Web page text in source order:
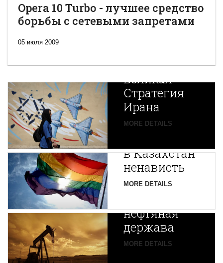
Opera 10 Turbo - лучшее средство
борьбы с сетевыми запретами
05 июля 2009
Новая
Великая
Стратегия
Ирана
MORE DETAILS
Путин
в Казахстан
ненависть
MORE DETAILS
Центральной
Азии
зарождается
нефтяная
держава
MORE DETAILS